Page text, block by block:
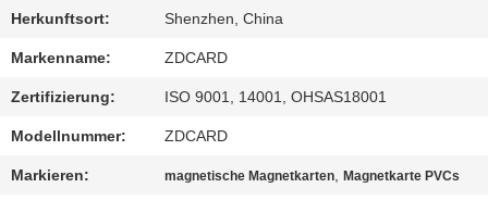
SIE
MIT
UNS
IN
VERBINDUNG
Herkunftsort: Shenzhen, China
Markenname: ZDCARD
Zertifizierung: ISO 9001, 14001, OHSAS18001
Modellnummer: ZDCARD
Markieren: magnetische Magnetkarten,Magnetkarte PVCs